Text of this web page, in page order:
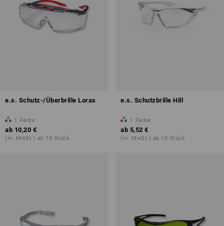
e.s. Schutz-/Überbrille Loras
1 Farbe
ab 10,20 €
(m. MwSt.) ab 10 Stück
e.s. Schutzbrille Hill
1 Farbe
ab 5,52 €
(m. MwSt.) ab 10 Stück